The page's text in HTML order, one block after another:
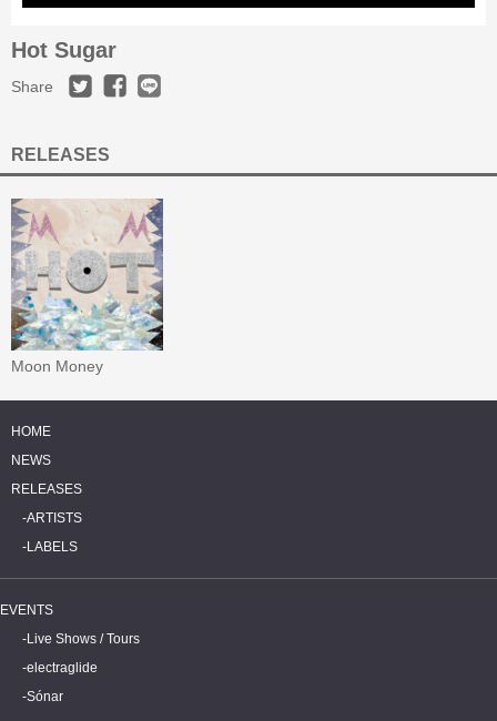
Hot Sugar
Share
RELEASES
Moon Money
HOME
NEWS
RELEASES
ARTISTS
LABELS
EVENTS
Live Shows / Tours
electraglide
Sónar